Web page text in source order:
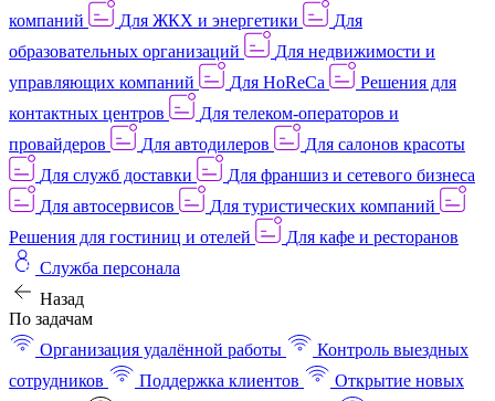
компаний
Для ЖКХ и энергетики
Для
образовательных организаций
Для недвижимости и
управляющих компаний
Для HoReCa
Решения для
контактных центров
Для телеком-операторов и
провайдеров
Для автодилеров
Для салонов красоты
Для служб доставки
Для франшиз и сетевого бизнеса
Для автосервисов
Для туристических компаний
Решения для гостиниц и отелей
Для кафе и ресторанов
Служба персонала
Назад
По задачам
Организация удалённой работы
Контроль выездных
сотрудников
Поддержка клиентов
Открытие новых